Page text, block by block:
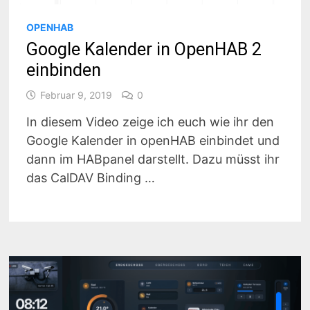
OPENHAB
Google Kalender in OpenHAB 2
einbinden
Februar 9, 2019 0
In diesem Video zeige ich euch wie ihr den
Google Kalender in openHAB einbindet und
dann im HABpanel darstellt. Dazu müsst ihr
das CalDAV Binding …